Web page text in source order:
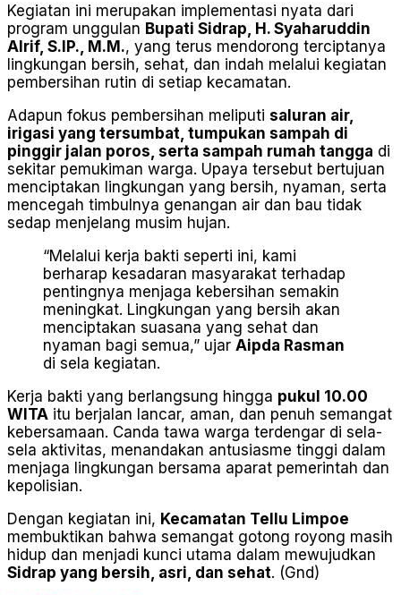
Kegiatan ini merupakan implementasi nyata dari
program unggulan Bupati Sidrap, H. Syaharuddin
Alrif, S.IP., M.M., yang terus mendorong terciptanya
lingkungan bersih, sehat, dan indah melalui kegiatan
pembersihan rutin di setiap kecamatan.
Adapun fokus pembersihan meliputi saluran air,
irigasi yang tersumbat, tumpukan sampah di
pinggir jalan poros, serta sampah rumah tangga di
sekitar pemukiman warga. Upaya tersebut bertujuan
menciptakan lingkungan yang bersih, nyaman, serta
mencegah timbulnya genangan air dan bau tidak
sedap menjelang musim hujan.
“Melalui kerja bakti seperti ini, kami
berharap kesadaran masyarakat terhadap
pentingnya menjaga kebersihan semakin
meningkat. Lingkungan yang bersih akan
menciptakan suasana yang sehat dan
nyaman bagi semua,” ujar Aipda Rasman
di sela kegiatan.
Kerja bakti yang berlangsung hingga pukul 10.00
WITA itu berjalan lancar, aman, dan penuh semangat
kebersamaan. Canda tawa warga terdengar di sela-
sela aktivitas, menandakan antusiasme tinggi dalam
menjaga lingkungan bersama aparat pemerintah dan
kepolisian.
Dengan kegiatan ini, Kecamatan Tellu Limpoe
membuktikan bahwa semangat gotong royong masih
hidup dan menjadi kunci utama dalam mewujudkan
Sidrap yang bersih, asri, dan sehat. (Gnd)